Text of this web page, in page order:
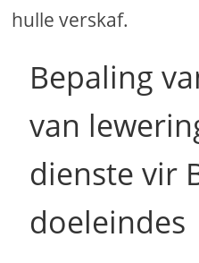
hulle verskaf.
Bepaling
van
dienste vir
doeleindes